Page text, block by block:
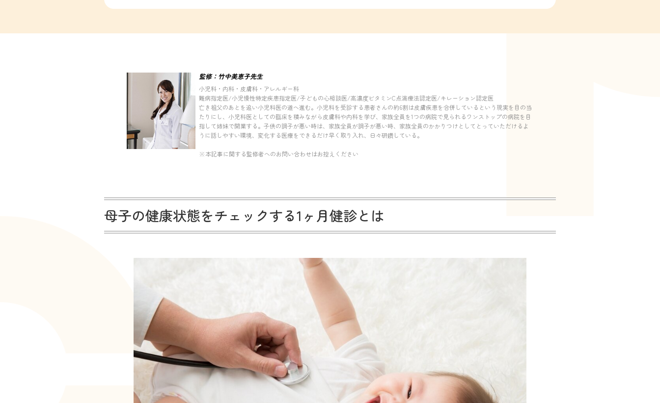
監修：竹中美恵子先生
小児科・内科・皮膚科・アレルギー科
難病指定医/小児慢性特定疾患指定医/子どもの心相談医/高濃度ビタミンC点滴療法認定医/キレーション認定医
亡き祖父のあとを追い小児科医の道へ進む。小児科を受診する患者さんの約6割は皮膚疾患を合併しているという現実を目の当
たりにし、小児科医としての臨床を積みながら皮膚科や内科を学び、家族全員を1つの病院で見られるワンストップの病院を目
指して姉妹で開業する。子供の調子が悪い時は、家族全員が調子が悪い時、家族全員のかかりつけとしてとっていただけるよ
うに話しやすい環境、変化する医療をできるだけ早く取り入れ、日々研鑽している。
※本記事に関する監修者へのお問い合わせはお控えください
母子の健康状態をチェックする1ヶ月健診とは